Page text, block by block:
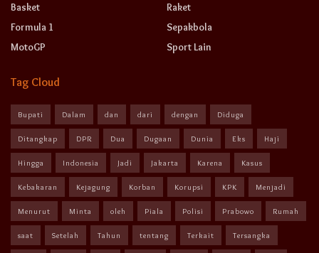
Basket
Formula 1
MotoGP
Raket
Sepakbola
Sport Lain
Tag Cloud
Bupati Dalam dan dari dengan Diduga
Ditangkap DPR Dua Dugaan Dunia Eks Haji
Hingga Indonesia Jadi Jakarta Karena Kasus
Kebakaran Kejagung Korban Korupsi KPK Menjadi
Menurut Minta oleh Piala Polisi Prabowo Rumah
saat Setelah Tahun tentang Terkait Tersangka